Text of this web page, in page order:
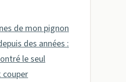
de mon pignon
des années :
le seul